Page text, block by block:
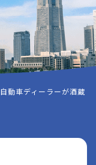
自動車ディーラーが酒蔵